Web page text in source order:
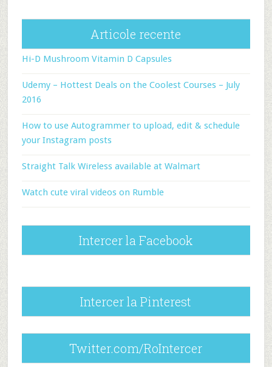
Articole recente
Hi-D Mushroom Vitamin D Capsules
Udemy – Hottest Deals on the Coolest Courses – July
2016
How to use Autogrammer to upload, edit & schedule
your Instagram posts
Straight Talk Wireless available at Walmart
Watch cute viral videos on Rumble
Intercer la Facebook
Intercer la Pinterest
Twitter.com/RoIntercer